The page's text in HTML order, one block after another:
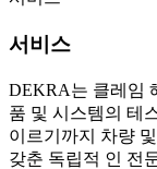
서비스
DEKRA는 클레임
품 및 시스템의 테
이르기까지 차량
갖춘 독립적 인 전